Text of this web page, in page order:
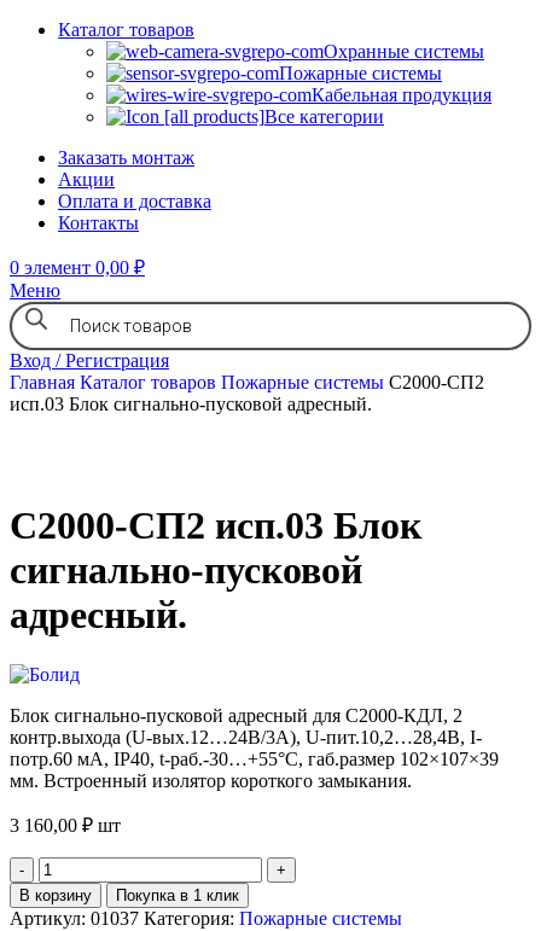
Каталог товаров
Охранные системы
Пожарные системы
Кабельная продукция
Все категории
Заказать монтаж
Акции
Оплата и доставка
Контакты
0 элемент 0,00 ₽
Меню
Вход / Регистрация
Главная Каталог товаров Пожарные системы С2000-СП2
исп.03 Блок сигнально-пусковой адресный.
С2000-СП2 исп.03 Блок
сигнально-пусковой
адресный.
Блок сигнально-пусковой адресный для С2000-КДЛ, 2
контр.выхода (U-вых.12…24В/3А), U-пит.10,2…28,4В, I-
потр.60 мА, IP40, t-раб.-30…+55°С, габ.размер 102×107×39
мм. Встроенный изолятор короткого замыкания.
3 160,00 ₽ шт
В корзину Покупка в 1 клик
Артикул: 01037 Категория: Пожарные системы